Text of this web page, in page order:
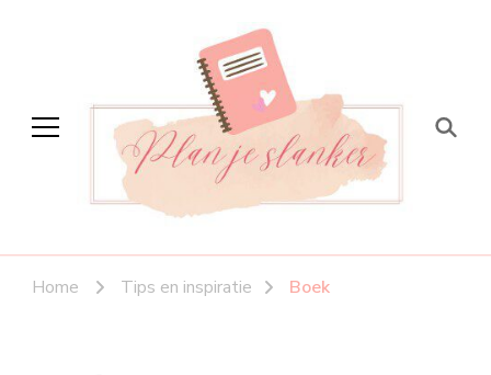
Plan je slanker
Home Tips en inspiratie Boek